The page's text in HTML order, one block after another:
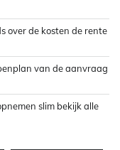
over de kosten de rente
van de aanvraag
slim bekijk alle